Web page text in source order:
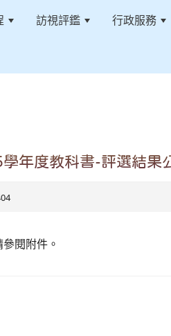
訪視評鑑 行政服務
年度教科書-評選結果
閱附件。